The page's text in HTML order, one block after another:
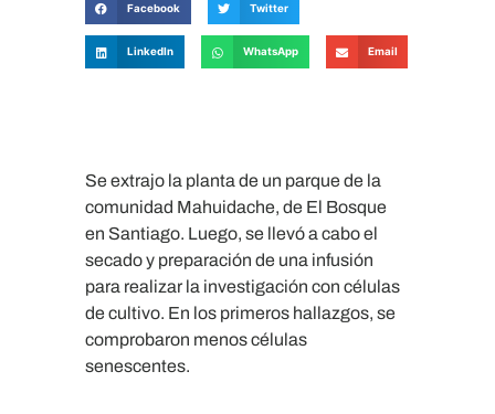
Facebook Twitter
LinkedIn WhatsApp Email
Se extrajo la planta de un parque de la
comunidad Mahuidache, de El Bosque
en Santiago. Luego, se llevó a cabo el
secado y preparación de una infusión
para realizar la investigación con células
de cultivo. En los primeros hallazgos, se
comprobaron menos células
senescentes.